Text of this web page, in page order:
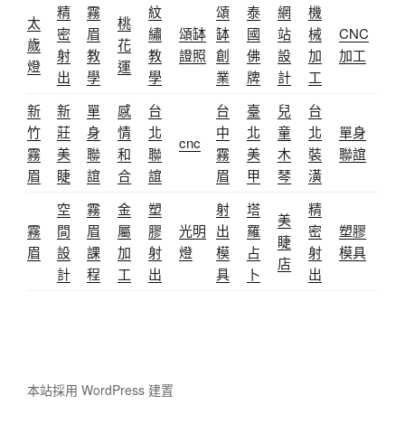
太
歲
燈
精
密
射
出
霧
眉
教
學
桃
花
運
紋
繡
教
學
頌缽
證照
頌
缽
創
業
泰
國
佛
牌
網
站
設
計
機
械
加
工
CNC
加工
新
竹
霧
眉
新
莊
美
睫
單
身
聯
誼
感
情
和
合
台
北
聯
誼
cnc
台
中
霧
眉
臺
北
美
甲
兒
童
木
琴
台
北
裝
潢
單身
聯誼
霧
眉
空
間
設
計
霧
眉
課
程
金
屬
加
工
塑
膠
射
出
光明
燈
射
出
模
具
塔
羅
占
卜
美
睫
店
精
密
射
出
塑膠
模具
本站採用 WordPress 建置